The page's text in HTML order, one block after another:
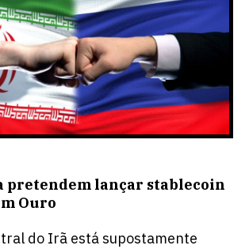
pretendem lançar stablecoin
Ouro
do Irã está supostamente